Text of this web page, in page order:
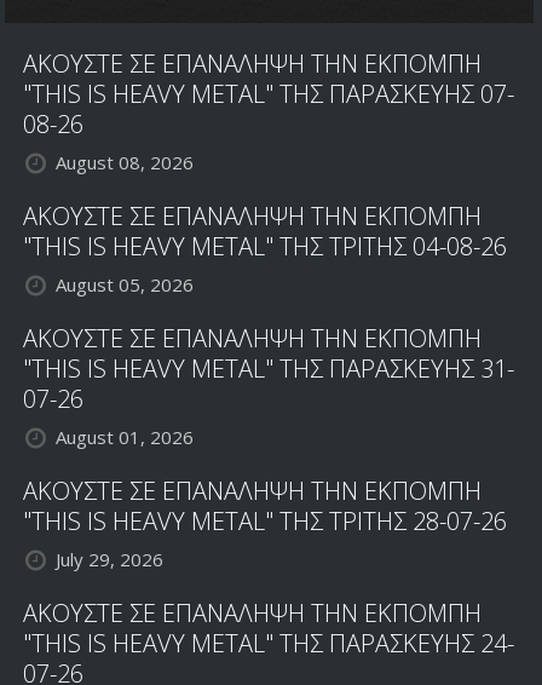
song
streaming
ΑΚΟΥΣΤΕ ΣΕ ΕΠΑΝΑΛΗΨΗ ΤΗΝ ΕΚΠΟΜΠΗ
"THIS IS HEAVY METAL" ΤΗΣ ΠΑΡΑΣΚΕΥΗΣ 07-
08-26
August 08, 2026
ΑΚΟΥΣΤΕ ΣΕ ΕΠΑΝΑΛΗΨΗ ΤΗΝ ΕΚΠΟΜΠΗ
"THIS IS HEAVY METAL" ΤΗΣ ΤΡΙΤΗΣ 04-08-26
August 05, 2026
ΑΚΟΥΣΤΕ ΣΕ ΕΠΑΝΑΛΗΨΗ ΤΗΝ ΕΚΠΟΜΠΗ
"THIS IS HEAVY METAL" ΤΗΣ ΠΑΡΑΣΚΕΥΗΣ 31-
07-26
August 01, 2026
ΑΚΟΥΣΤΕ ΣΕ ΕΠΑΝΑΛΗΨΗ ΤΗΝ ΕΚΠΟΜΠΗ
"THIS IS HEAVY METAL" ΤΗΣ ΤΡΙΤΗΣ 28-07-26
July 29, 2026
ΑΚΟΥΣΤΕ ΣΕ ΕΠΑΝΑΛΗΨΗ ΤΗΝ ΕΚΠΟΜΠΗ
"THIS IS HEAVY METAL" ΤΗΣ ΠΑΡΑΣΚΕΥΗΣ 24-
07-26